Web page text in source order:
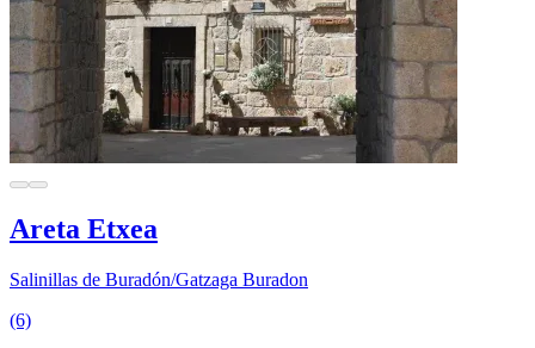
Areta Etxea
Salinillas de Buradón/Gatzaga Buradon
(6)